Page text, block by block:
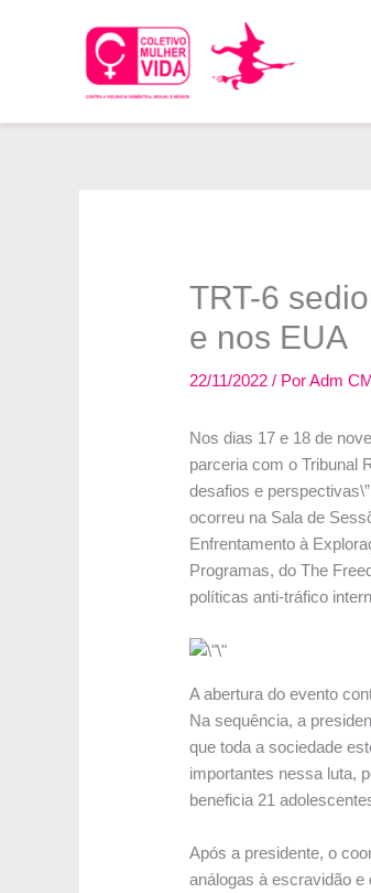
TRT-6
e nos EUA
22/11/2022/ PorAdm
Nos dias 17 e 18 de
parceria com o Tribunal
desafios e
ocorreu na Sala de
Enfrentamento à
Programas, do The
políticas anti-tráfico
A abertura do evento
Na sequência, a
que toda a sociedade
importantes nessa luta,
beneficia 21
Após a presidente, o
análogas à escravidão e